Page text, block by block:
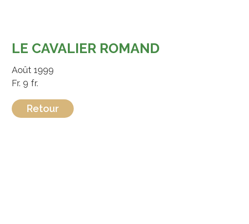
LE CAVALIER ROMAND
Août 1999
Fr. 9 fr.
Retour